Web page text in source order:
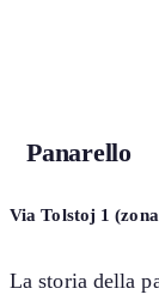
Panarello
Via Tolstoj 1
La storia della